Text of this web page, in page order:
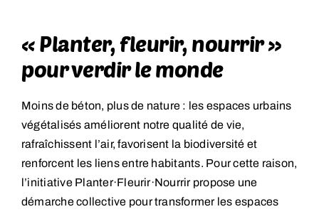
« Planter, fleurir, nourrir »
pour verdir le monde
Moins de béton, plus de nature : les espaces urbains
végétalisés améliorent notre qualité de vie,
rafraîchissent l’air, favorisent la biodiversité et
renforcent les liens entre habitants. Pour cette raison,
l’initiative Planter·Fleurir·Nourrir propose une
démarche collective pour transformer les espaces